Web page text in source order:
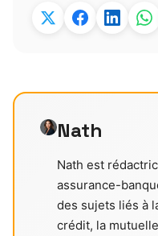
Nath
Nath est
assurance-
des sujets liés à
crédit, la